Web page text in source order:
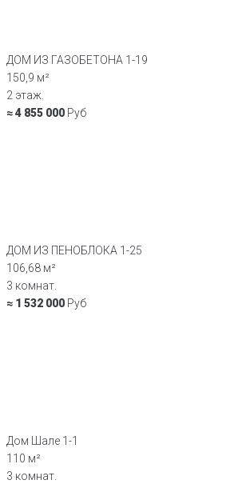
ДОМ ИЗ ГАЗОБЕТОНА 1-19
150,9 м²
2 этаж.
≈ 4 855 000 Руб
ДОМ ИЗ ПЕНОБЛОКА 1-25
106,68 м²
3 комнат.
≈ 1 532 000 Руб
Дом Шале 1-1
110 м²
3 комнат.